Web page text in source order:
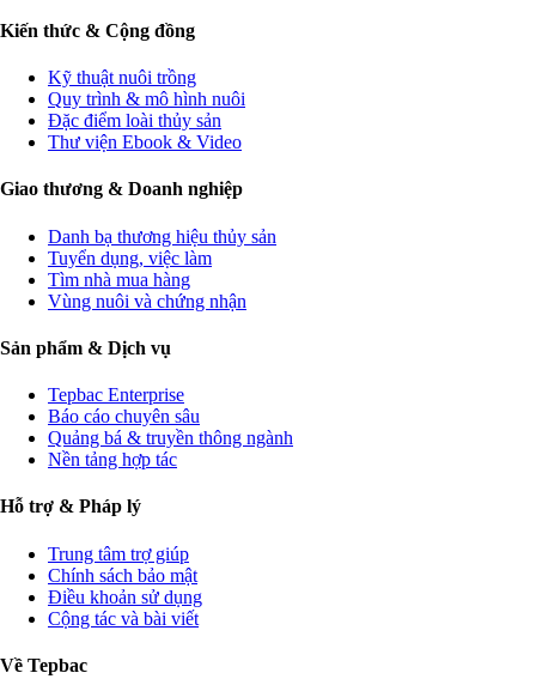
Kiến thức & Cộng đồng
Kỹ thuật nuôi trồng
Quy trình & mô hình nuôi
Đặc điểm loài thủy sản
Thư viện Ebook & Video
Giao thương & Doanh nghiệp
Danh bạ thương hiệu thủy sản
Tuyển dụng, việc làm
Tìm nhà mua hàng
Vùng nuôi và chứng nhận
Sản phẩm & Dịch vụ
Tepbac Enterprise
Báo cáo chuyên sâu
Quảng bá & truyền thông ngành
Nền tảng hợp tác
Hỗ trợ & Pháp lý
Trung tâm trợ giúp
Chính sách bảo mật
Điều khoản sử dụng
Cộng tác và bài viết
Về Tepbac